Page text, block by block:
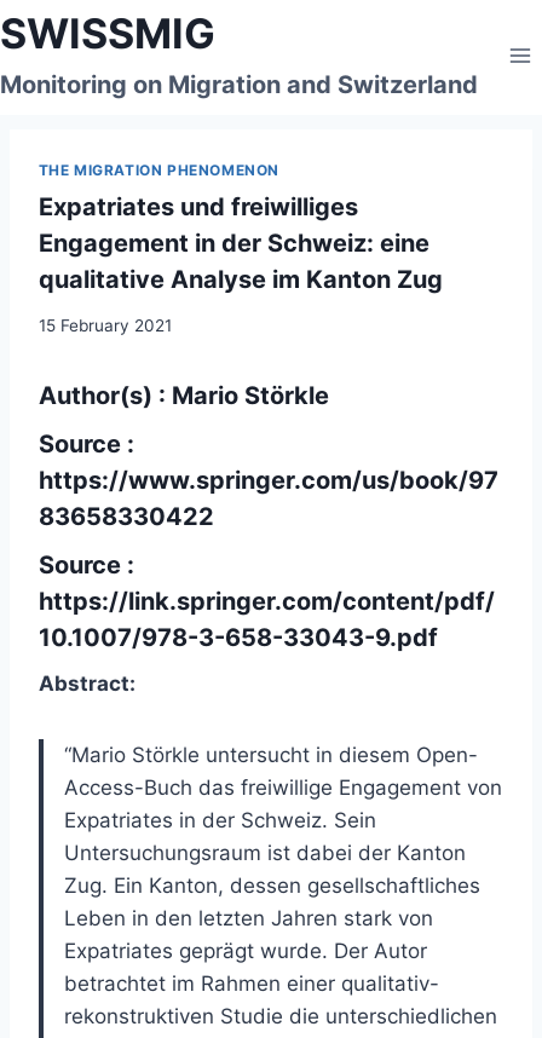
Skip
to
content
SWISSMIG
Monitoring on Migration and Switzerland
THE MIGRATION PHENOMENON
Expatriates und freiwilliges
Engagement in der Schweiz: eine
qualitative Analyse im Kanton Zug
15 February 2021
Author(s) : Mario Störkle
Source :
https://www.springer.com/us/book/97
83658330422
Source :
https://link.springer.com/content/pdf/
10.1007/978-3-658-33043-9.pdf
Abstract:
“Mario Störkle untersucht in diesem Open-
Access-Buch das freiwillige Engagement von
Expatriates in der Schweiz. Sein
Untersuchungsraum ist dabei der Kanton
Zug. Ein Kanton, dessen gesellschaftliches
Leben in den letzten Jahren stark von
Expatriates geprägt wurde. Der Autor
betrachtet im Rahmen einer qualitativ-
rekonstruktiven Studie die unterschiedlichen